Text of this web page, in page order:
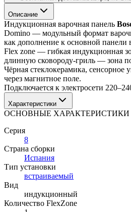
Описание
Индукционная варочная панель
Domino — модульный формат
как дополнение к основной
Flex zone — гибкая индукционная
длинную сковороду-гриль — зона
Чёрная стеклокерамика,
через магнитное поле.
Подключается к электросети
Характеристики
ОСНОВНЫЕ ХАРАКТЕРИСТИКИ
Серия
8
Страна сборки
Испания
Тип установки
встраиваемый
Вид
индукционный
Количество FlexZone